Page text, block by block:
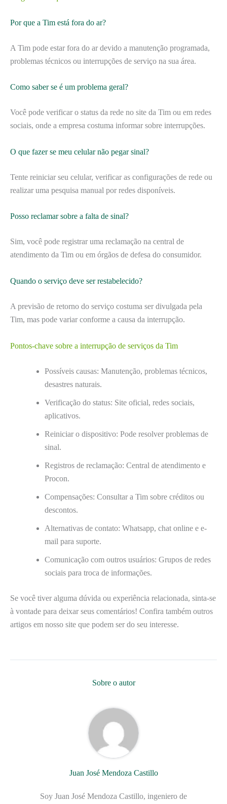
Por que a Tim está fora do ar?
A Tim pode estar fora do ar devido a manutenção programada,
problemas técnicos ou interrupções de serviço na sua área.
Como saber se é um problema geral?
Você pode verificar o status da rede no site da Tim ou em redes
sociais, onde a empresa costuma informar sobre interrupções.
O que fazer se meu celular não pegar sinal?
Tente reiniciar seu celular, verificar as configurações de rede ou
realizar uma pesquisa manual por redes disponíveis.
Posso reclamar sobre a falta de sinal?
Sim, você pode registrar uma reclamação na central de
atendimento da Tim ou em órgãos de defesa do consumidor.
Quando o serviço deve ser restabelecido?
A previsão de retorno do serviço costuma ser divulgada pela
Tim, mas pode variar conforme a causa da interrupção.
Pontos-chave sobre a interrupção de serviços da Tim
Possíveis causas: Manutenção, problemas técnicos,
desastres naturais.
Verificação do status: Site oficial, redes sociais,
aplicativos.
Reiniciar o dispositivo: Pode resolver problemas de
sinal.
Registros de reclamação: Central de atendimento e
Procon.
Compensações: Consultar a Tim sobre créditos ou
descontos.
Alternativas de contato: Whatsapp, chat online e e-
mail para suporte.
Comunicação com outros usuários: Grupos de redes
sociais para troca de informações.
Se você tiver alguma dúvida ou experiência relacionada, sinta-se
à vontade para deixar seus comentários! Confira também outros
artigos em nosso site que podem ser do seu interesse.
Sobre o autor
Juan José Mendoza Castillo
Soy Juan José Mendoza Castillo, ingeniero de